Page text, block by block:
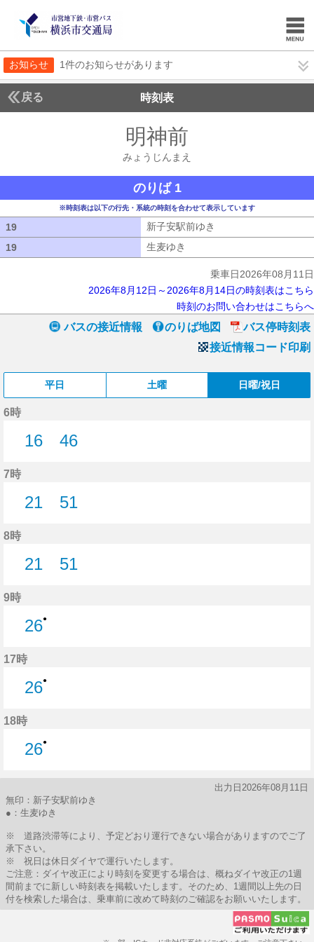
お知らせ 1件のお知らせがあります
戻る 時刻表
明神前
みょうじんまえ
のりば 1
※時刻表は以下の行先・系統の時刻を合わせて表示しています
19 新子安駅前ゆき
19
生麦ゆき
乗車日2026年08月11日
2026年8月12日～2026年8月14日の時刻表はこちら
時刻のお問い合わせはこちらへ
バスの接近情報 のりば地図
バス停時刻表
接近情報コード印刷
平日 土曜 日曜/祝日
6時
16
46
7時
21
51
8時
21
51
9時
26●
17時
26●
18時
26●
出力日2026年08月11日
無印：新子安駅前ゆき
●：生麦ゆき
※ 道路渋滞等により、予定どおり運行できない場合がありますのでご了
承下さい。
※ 祝日は休日ダイヤで運行いたします。
ご注意：ダイヤ改正により時刻を変更する場合は、概ねダイヤ改正の1週
間前までに新しい時刻表を掲載いたします。そのため、1週間以上先の日
付を検索した場合は、乗車前に改めて時刻のご確認をお願いいたします。